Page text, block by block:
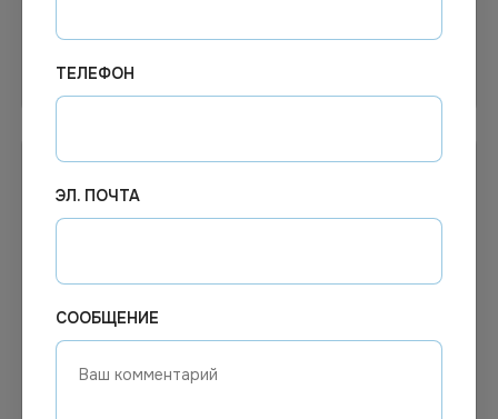
В корзину
Цена по запросу
ТЕЛЕФОН
ЭЛ. ПОЧТА
СООБЩЕНИЕ